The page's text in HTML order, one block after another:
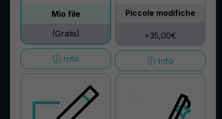
Mio file
(Gratis)
Info
Piccole modifiche
+35,00€
Info